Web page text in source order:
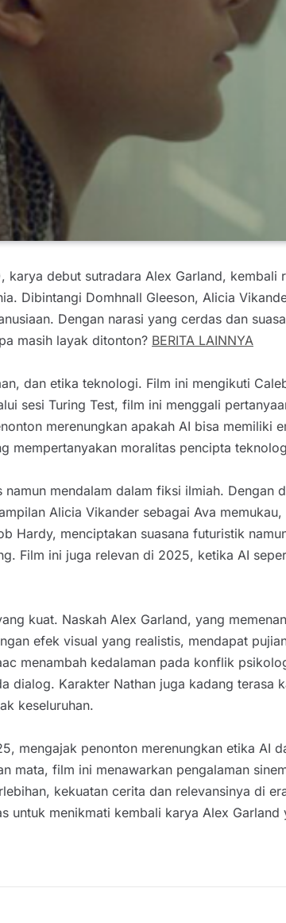
karya debut sutradara Alex Garland, kembali
Dibintangi Domhnall Gleeson, Alicia
Dengan narasi yang cerdas dan
masih layak ditonton? BERITA LAINNYA
dan etika teknologi. Film ini mengikuti
sesi Turing Test, film ini menggali
merenungkan apakah AI bisa memiliki
mempertanyakan moralitas pencipta
mendalam dalam fiksi ilmiah. Dengan
Alicia Vikander sebagai Ava
Hardy, menciptakan suasana futuristik
Film ini juga relevan di 2025, ketika AI
kuat. Naskah Alex Garland, yang
efek visual yang realistis, mendapat
menambah kedalaman pada konflik
Karakter Nathan juga kadang terasa
keseluruhan.
mengajak penonton merenungkan etika AI
mata, film ini menawarkan pengalaman
kekuatan cerita dan relevansinya di
untuk menikmati kembali karya Alex